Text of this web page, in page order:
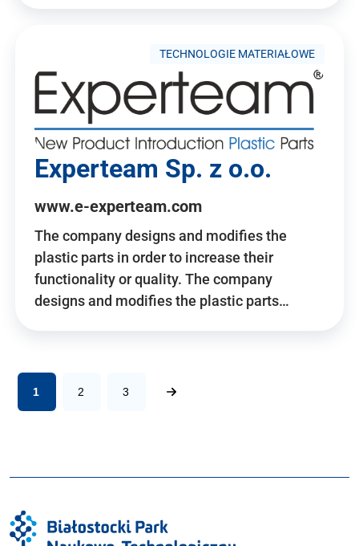
TECHNOLOGIE MATERIAŁOWE
Experteam Sp. z o.o.
www.e-experteam.com
The company designs and modifies the
plastic parts in order to increase their
functionality or quality. The company
designs and modifies the plastic parts…
1 2 3